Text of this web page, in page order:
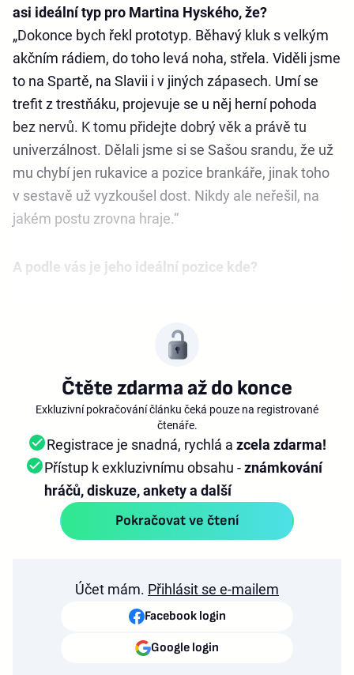
asi ideální typ pro Martina Hyského, že?
„Dokonce bych řekl prototyp. Běhavý kluk s velkým
akčním rádiem, do toho levá noha, střela. Viděli jsme
to na Spartě, na Slavii i v jiných zápasech. Umí se
trefit z trestňáku, projevuje se u něj herní pohoda
bez nervů. K tomu přidejte dobrý věk a právě tu
univerzálnost. Dělali jsme si se Sašou srandu, že už
mu chybí jen rukavice a pozice brankáře, jinak toho
v sestavě už vyzkoušel dost. Nikdy ale neřešil, na
jakém postu zrovna hraje.“
A podle vás je jeho ideální pozice kde?
Čtěte zdarma až do konce
Exkluzivní pokračování článku čeká pouze na registrované
čtenáře.
Registrace je snadná, rychlá a zcela zdarma!
Přístup k exkluzivnímu obsahu -známkování
hráčů, diskuze, ankety a další
Pokračovat ve čtení
Účet mám. Přihlásit se e-mailem
Facebook login
Google login